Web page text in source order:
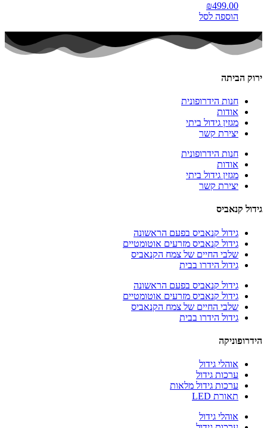
₪499.00
הוספה לסל
ירוק הביתה
חנות הידרופונית
אודות
מגזין גידול ביתי
יצירת קשר
חנות הידרופונית
אודות
מגזין גידול ביתי
יצירת קשר
גידול קנאביס
גידול קנאביס בפעם הראשונה
גידול קנאביס מזרעים אוטומטיים
שלבי החיים של צמח הקנאביס
גידול הידרו בבית
גידול קנאביס בפעם הראשונה
גידול קנאביס מזרעים אוטומטיים
שלבי החיים של צמח הקנאביס
גידול הידרו בבית
הידרופוניקה
אוהלי גידול
ערכות גידול
ערכות גידול מלאות
תאורת LED
אוהלי גידול